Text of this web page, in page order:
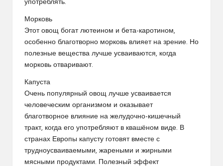
употреблять.
Морковь
Этот овощ богат лютеином и бета-каротином,
особенно благотворно морковь влияет на зрение. Но
полезные вещества лучше усваиваются, когда
морковь отваривают.
Капуста
Очень популярный овощ лучше усваивается
человеческим организмом и оказывает
благотворное влияние на желудочно-кишечный
тракт, когда его употребляют в квашёном виде. В
странах Европы капусту готовят вместе с
трудноусваиваемыми, жареными и жирными
мясными продуктами. Полезный эффект